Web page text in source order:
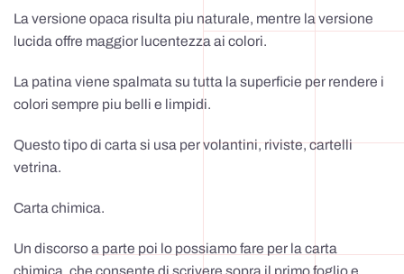
La versione opaca risulta piu naturale, mentre la versione
lucida offre maggior lucentezza ai colori.
La patina viene spalmata su tutta la superficie per rendere i
colori sempre piu belli e limpidi.
Questo tipo di carta si usa per volantini, riviste, cartelli
vetrina.
Carta chimica.
Un discorso a parte poi lo possiamo fare per la carta